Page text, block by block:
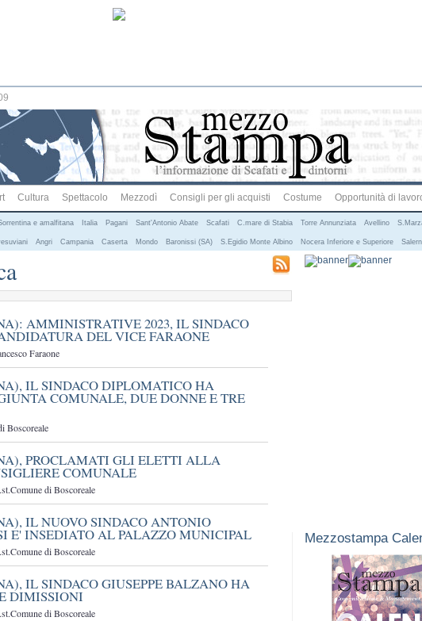
Cultura Spettacolo Mezzodì Consigli per gli acquisti Costume Opportunità di
e amalfitana Italia Pagani Sant'Antonio Abate Scafati C.mare di Stabia Torre Annunziata Avellino
Angri Campania Caserta Mondo Baronissi (SA) S.Egidio Monte Albino Nocera Inferiore e Superiore
Mezzostampa
AMMINISTRATIVE 2023, IL SINDACO
DEL VICE FARAONE
Faraone
IL SINDACO DIPLOMATICO HA
COMUNALE, DUE DONNE E TRE
Boscoreale
PROCLAMATI GLI ELETTI ALLA
COMUNALE
di Boscoreale
IL NUOVO SINDACO ANTONIO
E' INSEDIATO AL PALAZZO MUNICIPAL
di Boscoreale
IL SINDACO GIUSEPPE BALZANO HA
DIMISSIONI
di Boscoreale